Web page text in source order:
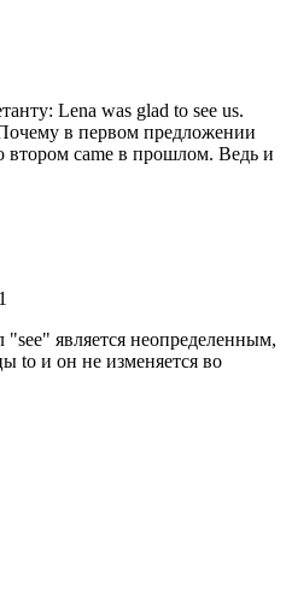
Lena was glad to see us.
в первом предложении
втором came в прошлом. Ведь и
является неопределенным,
to и он не изменяется во